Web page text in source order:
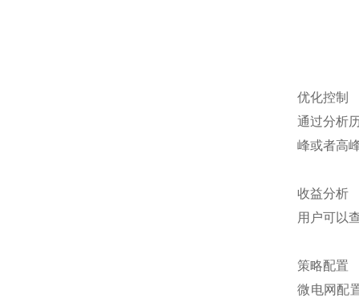
优化控制
通过分析
峰或者高
收益分析
用户可以
策略配置
微电网配